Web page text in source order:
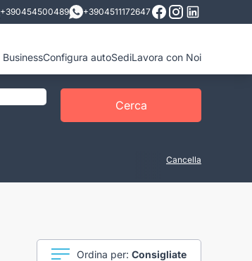
+390454500489 +3904511172647
Configura autoSediLavora con Noi
Cerca
Cancella
Ordina per: Consigliate